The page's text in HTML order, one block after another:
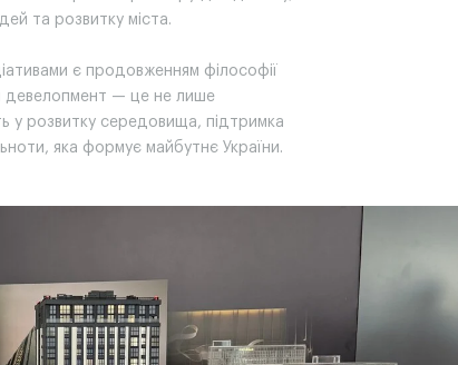
та розвитку міста.
є продовженням філософії
девелопмент — це не лише
у розвитку середовища, підтримка
яка формує майбутнє України.